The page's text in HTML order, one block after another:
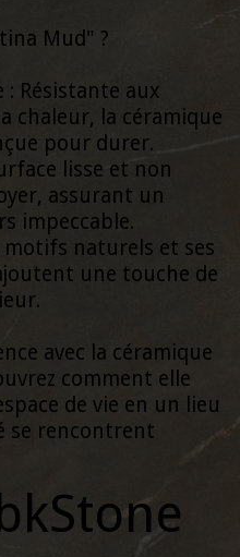
Mud" ?
Résistante aux
chaleur, la céramique
pour durer.
lisse et non
assurant un
impeccable.
motifs naturels et ses
une touche de
avec la céramique
comment elle
de vie en un lieu
se rencontrent